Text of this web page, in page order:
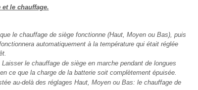
le chauffage.
le chauffage de siège fonctionne (Haut, Moyen ou Bas), puis
automatiquement à la température qui était réglée
le chauffage de siège en marche pendant de longues
ce que la charge de la batterie soit complètement épuisée.
au-delà des réglages Haut, Moyen ou Bas: le chauffage de